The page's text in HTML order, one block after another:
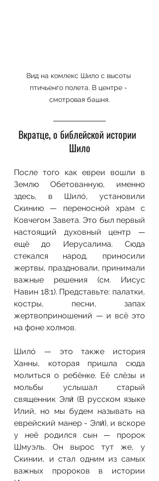
Вид на комлекс Шило с высоты
птичьенго полета. В центре -
смотровая башня.
Вкратце, о библейской истории
Шило
После того как евреи вошли в
Землю Обетованную, именно
здесь, в Шилó, установили
Скинию — переносной храм с
Ковчегом Завета. Это был первый
настоящий духовный центр —
ещё до Иерусалима. Сюда
стекался народ, приносили
жертвы, праздновали, принимали
важные решения (см. Иисус
Навин 18:1). Представьте: палатки,
костры, песни, запах
жертвоприношений — и всё это
на фоне холмов.
Шилó — это также история
Ханны, которая пришла сюда
молиться о ребёнке. Её слёзы и
мольбы услышал старый
священник Эли́ (В русском языке
Илий, но мы будем называть на
еврейский манер - Эли́), и вскоре
у неё родился сын — пророк
Шмуэль. Он вырос тут же, у
Скинии, и стал одним из самых
важных пророков в истории